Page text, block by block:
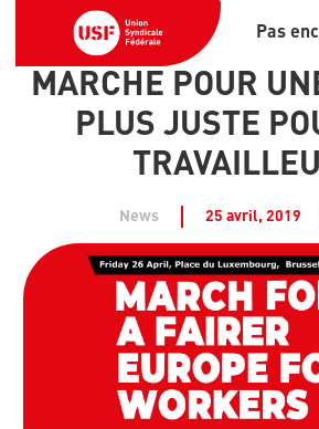
Pas
MARCHE POUR
PLUS JUSTE
News 25 avril, 2019